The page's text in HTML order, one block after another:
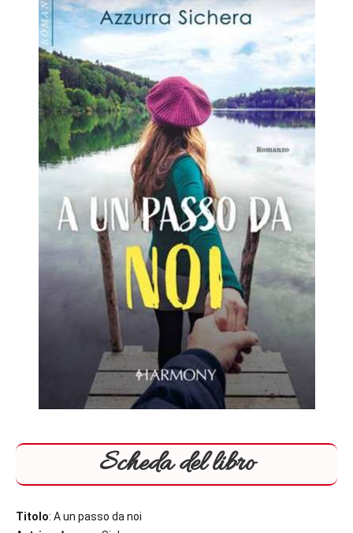
Scheda del libro
Titolo: A un passo da noi